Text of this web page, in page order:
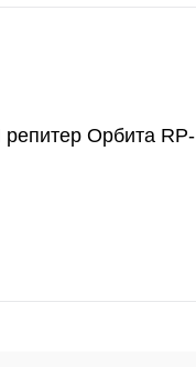
репитер Орбита RP-